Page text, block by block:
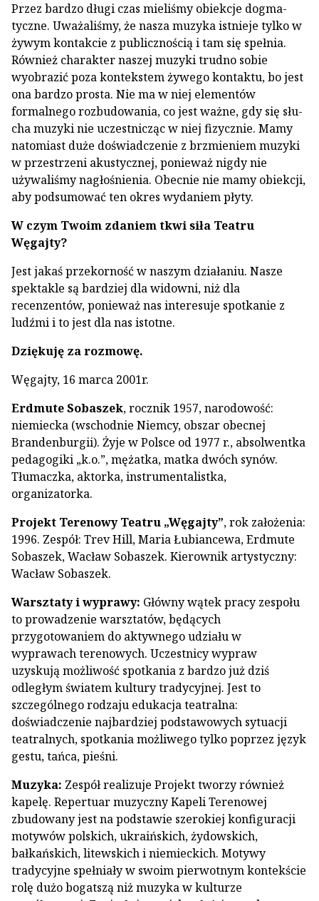
Przez bardzo długi czas mieliśmy obiekcje dogma­
tyczne. Uważaliśmy, że nasza muzyka istnieje tylko w
żywym kontakcie z publicznością i tam się speł­nia.
Również charakter naszej muzyki trudno sobie
wyobrazić poza kontekstem żywego kontaktu, bo jest
ona bardzo prosta. Nie ma w niej elementów
formalnego rozbudowania, co jest ważne, gdy się słu­
cha muzyki nie uczestnicząc w niej fizycznie. Mamy
natomiast duże doświadczenie z brzmieniem muzy­ki
w przestrzeni akustycznej, ponieważ nigdy nie
używaliśmy nagłośnienia. Obecnie nie mamy obiek­cji,
aby podsumować ten okres wydaniem płyty.
W czym Twoim zdaniem tkwi siła Teatru
Węgajty?
Jest jakaś przekorność w naszym działaniu. Na­sze
spektakle są bardziej dla widowni, niż dla
recenzentów, ponieważ nas interesuje spotkanie z
ludźmi i to jest dla nas istotne.
Dziękuję za rozmowę.
Węgajty, 16 marca 2001r.
Erdmute Sobaszek, rocznik 1957, narodowość:
niemiecka (wschodnie Niemcy, obszar obecnej
Brandenburgii). Żyje w Polsce od 1977 r., absolwentka
pedagogiki „k.o.”, mężatka, matka dwóch synów.
Tłumaczka, aktorka, instrumentalistka,
organizatorka.
Projekt Terenowy Teatru „Węgajty”, rok założenia:
1996. Zespół: Trev Hill, Maria Łubiancewa, Erdmute
Sobaszek, Wacław Sobaszek. Kierownik artystyczny:
Wacław Sobaszek.
Warsztaty i wyprawy: Główny wątek pracy zespołu
to prowadzenie warsztatów, będących
przygotowaniem do aktywnego udziału w
wyprawach terenowych. Uczestnicy wypraw
uzyskują możliwość spotkania z bardzo już dziś
odległym światem kultury tradycyjnej. Jest to
szczególnego rodzaju edukacja teatralna:
doświadczenie najbardziej podstawowych sytuacji
teatralnych, spotkania możliwego tylko poprzez język
gestu, tańca, pieśni.
Muzyka: Zespół realizuje Projekt tworzy również
kapelę. Repertuar muzyczny Kapeli Terenowej
zbudowany jest na podstawie szerokiej konfiguracji
motywów polskich, ukraińskich, żydowskich,
bałkańskich, litewskich i niemieckich. Motywy
tradycyjne spełniały w swoim pierwotnym kontekście
rolę dużo bogatszą niż muzyka w kulturze